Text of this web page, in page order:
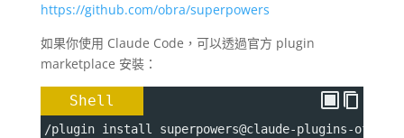
https://github.com/obra/superpowers
如果你使用 Claude Code，可以透過官方 plugin
marketplace 安裝：
Shell
/plugin install superpowers@claude-plugins-